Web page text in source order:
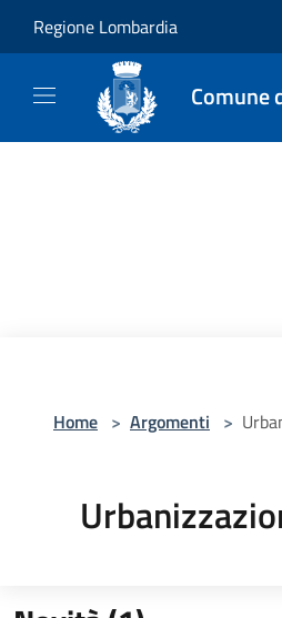
Regione Lombardia
Comune
Home > Argomenti >